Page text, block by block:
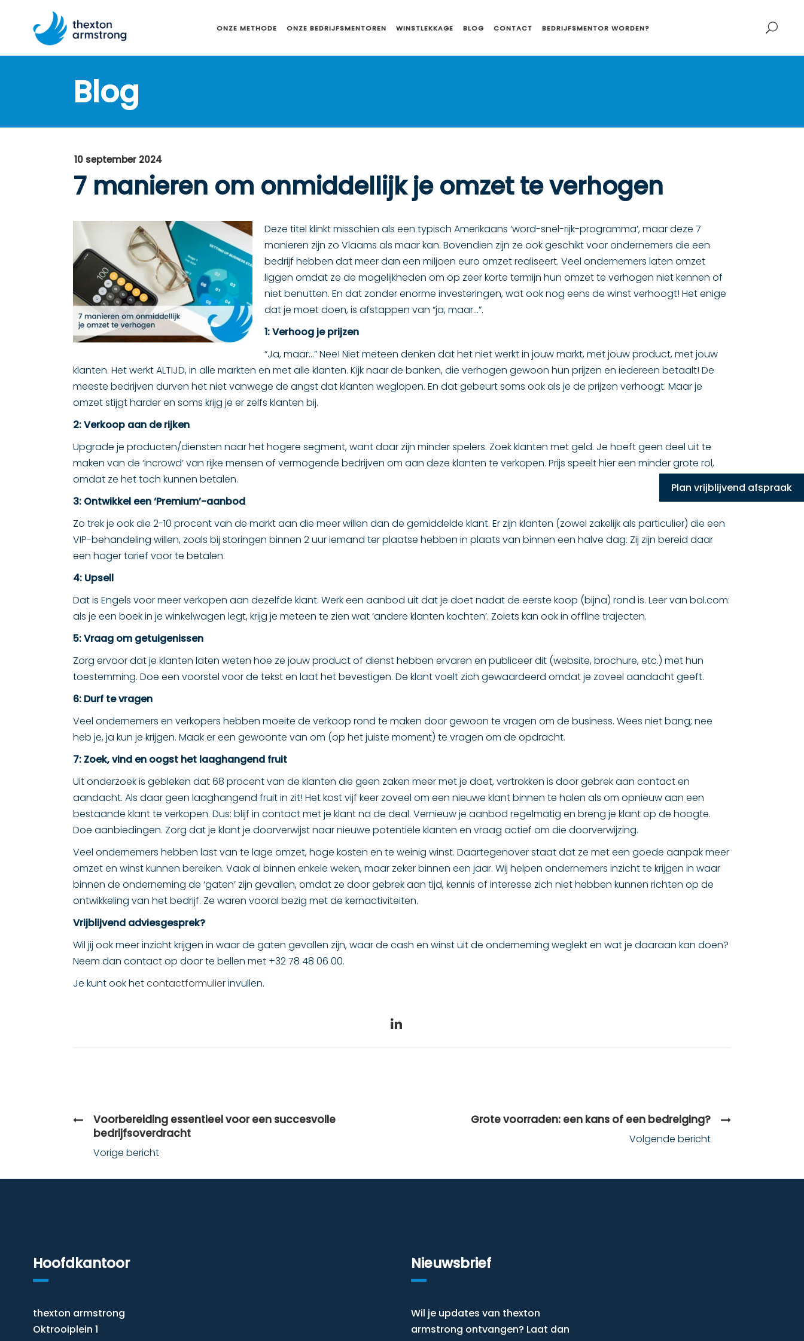
Plan vrijblijvend afspraak
ONZE METHODE ONZE BEDRIJFSMENTOREN WINSTLEKKAGE BLOG CONTACT BEDRIJFSMENTOR WORDEN?
Blog
10 september 2024
7 manieren om onmiddellijk je omzet te verhogen
Deze titel klinkt misschien als een typisch Amerikaans ‘word-snel-rijk-programma’, maar deze 7
manieren zijn zo Vlaams als maar kan. Bovendien zijn ze ook geschikt voor ondernemers die een
bedrijf hebben dat meer dan een miljoen euro omzet realiseert. Veel ondernemers laten omzet
liggen omdat ze de mogelijkheden om op zeer korte termijn hun omzet te verhogen niet kennen of
niet benutten. En dat zonder enorme investeringen, wat ook nog eens de winst verhoogt! Het enige
dat je moet doen, is afstappen van “ja, maar…”.
1: Verhoog je prijzen
“Ja, maar…” Nee! Niet meteen denken dat het niet werkt in jouw markt, met jouw product, met jouw
klanten. Het werkt ALTIJD, in alle markten en met alle klanten. Kijk naar de banken, die verhogen gewoon hun prijzen en iedereen betaalt! De
meeste bedrijven durven het niet vanwege de angst dat klanten weglopen. En dat gebeurt soms ook als je de prijzen verhoogt. Maar je
omzet stijgt harder en soms krijg je er zelfs klanten bij.
2: Verkoop aan de rijken
Upgrade je producten/diensten naar het hogere segment, want daar zijn minder spelers. Zoek klanten met geld. Je hoeft geen deel uit te
maken van de ‘incrowd’ van rijke mensen of vermogende bedrijven om aan deze klanten te verkopen. Prijs speelt hier een minder grote rol,
omdat ze het toch kunnen betalen.
3: Ontwikkel een ‘Premium’-aanbod
Zo trek je ook die 2-10 procent van de markt aan die meer willen dan de gemiddelde klant. Er zijn klanten (zowel zakelijk als particulier) die een
VIP-behandeling willen, zoals bij storingen binnen 2 uur iemand ter plaatse hebben in plaats van binnen een halve dag. Zij zijn bereid daar
een hoger tarief voor te betalen.
4: Upsell
Dat is Engels voor meer verkopen aan dezelfde klant. Werk een aanbod uit dat je doet nadat de eerste koop (bijna) rond is. Leer van bol.com:
als je een boek in je winkelwagen legt, krijg je meteen te zien wat ‘andere klanten kochten’. Zoiets kan ook in offline trajecten.
5: Vraag om getuigenissen
Zorg ervoor dat je klanten laten weten hoe ze jouw product of dienst hebben ervaren en publiceer dit (website, brochure, etc.) met hun
toestemming. Doe een voorstel voor de tekst en laat het bevestigen. De klant voelt zich gewaardeerd omdat je zoveel aandacht geeft.
6: Durf te vragen
Veel ondernemers en verkopers hebben moeite de verkoop rond te maken door gewoon te vragen om de business. Wees niet bang; nee
heb je, ja kun je krijgen. Maak er een gewoonte van om (op het juiste moment) te vragen om de opdracht.
7: Zoek, vind en oogst het laaghangend fruit
Uit onderzoek is gebleken dat 68 procent van de klanten die geen zaken meer met je doet, vertrokken is door gebrek aan contact en
aandacht. Als daar geen laaghangend fruit in zit! Het kost vijf keer zoveel om een nieuwe klant binnen te halen als om opnieuw aan een
bestaande klant te verkopen. Dus: blijf in contact met je klant na de deal. Vernieuw je aanbod regelmatig en breng je klant op de hoogte.
Doe aanbiedingen. Zorg dat je klant je doorverwijst naar nieuwe potentiële klanten en vraag actief om die doorverwijzing.
Veel ondernemers hebben last van te lage omzet, hoge kosten en te weinig winst. Daartegenover staat dat ze met een goede aanpak meer
omzet en winst kunnen bereiken. Vaak al binnen enkele weken, maar zeker binnen een jaar. Wij helpen ondernemers inzicht te krijgen in waar
binnen de onderneming de ‘gaten’ zijn gevallen, omdat ze door gebrek aan tijd, kennis of interesse zich niet hebben kunnen richten op de
ontwikkeling van het bedrijf. Ze waren vooral bezig met de kernactiviteiten.
Vrijblijvend adviesgesprek?
Wil jij ook meer inzicht krijgen in waar de gaten gevallen zijn, waar de cash en winst uit de onderneming weglekt en wat je daaraan kan doen?
Neem dan contact op door te bellen met +32 78 48 06 00.
Je kunt ook hetcontactformulier invullen.
Voorbereiding essentieel voor een succesvolle
bedrijfsoverdracht
Vorige bericht
Grote voorraden: een kans of een bedreiging?
Volgende bericht
Hoofdkantoor
thexton armstrong
Oktrooiplein 1
Nieuwsbrief
Wil je updates van thexton
armstrong ontvangen? Laat dan